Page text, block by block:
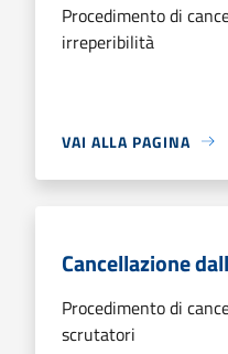
Procedimento di
irreperibilità
VAI ALLA PAGINA
Cancellazione
Procedimento di
scrutatori